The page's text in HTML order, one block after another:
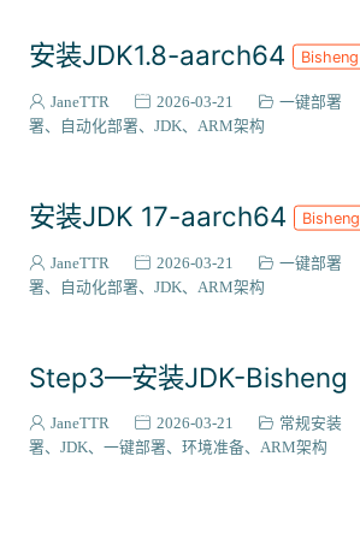
安装JDK1.8-aarch64 Bisheng
JaneTTR 2026-03-21 一键部署
署
自动化部署 JDK ARM架构
安装JDK 17-aarch64 Bisheng
JaneTTR 2026-03-21 一键部署
署
自动化部署 JDK ARM架构
Step3—安装JDK-Bisheng
JaneTTR 2026-03-21 常规安装
署
JDK 一键部署 环境准备 ARM架构